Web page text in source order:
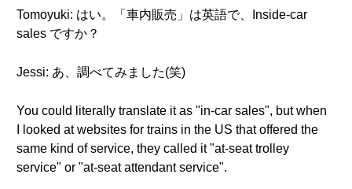
Tomoyuki: はい。「車内販売」は英語で、Inside-car
sales ですか？
Jessi: あ、調べてみました(笑)
You could literally translate it as "in-car sales", but when
I looked at websites for trains in the US that offered the
same kind of service, they called it "at-seat trolley
service" or "at-seat attendant service".